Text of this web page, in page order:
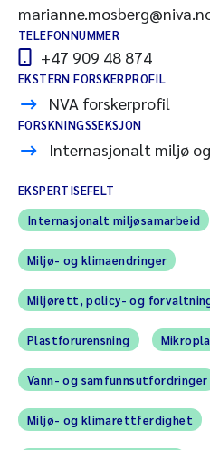
TELEFONNUMMER
+47 909 48 874
EKSTERN FORSKERPROFIL
NVA forskerprofil
FORSKNINGSSEKSJON
Internasjonalt miljø
EKSPERTISEFELT
Internasjonalt miljøsamarbeid
Miljø- og klimaendringer
Miljørett, policy- og
Plastforurensning
Vann- og samfunnsutfordringer
Miljø- og klimarettferdighet